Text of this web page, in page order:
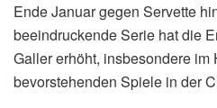
Ende Januar gegen Servette
beeindruckende Serie hat die
Galler erhöht, insbesondere im
bevorstehenden Spiele in der